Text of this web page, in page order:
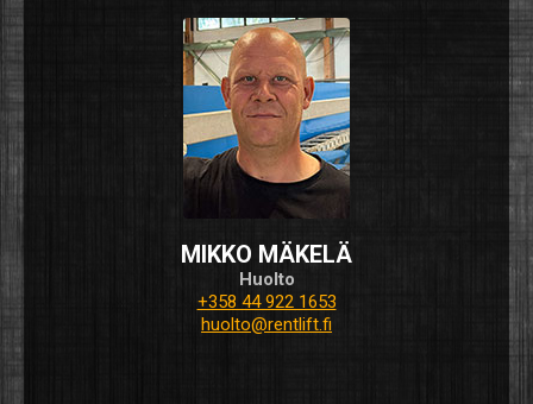
MIKKO MÄKELÄ
Huolto
+358 44 922 1653
huolto@rentlift.fi